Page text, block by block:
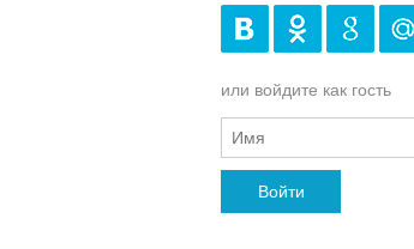
или войдите как гость
Войти